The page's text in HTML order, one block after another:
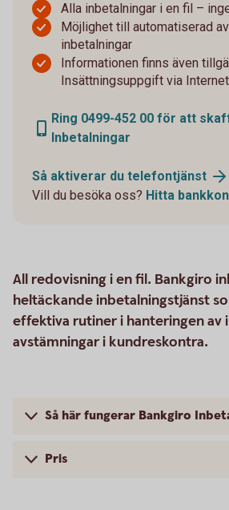
Alla inbetalningar i en fil –
Möjlighet till automatiserad
inbetalningar
Informationen finns även
Insättningsuppgift via Internet
Ring 0499-452 00 för att
Inbetalningar
Så aktiverar du telefontjänst
Vill du besöka oss? Hitta
All redovisning i en fil. Bankgiro
heltäckande inbetalningstjänst
effektiva rutiner i hanteringen av
avstämningar i kundreskontra.
Så här fungerar Bankgiro
Pris